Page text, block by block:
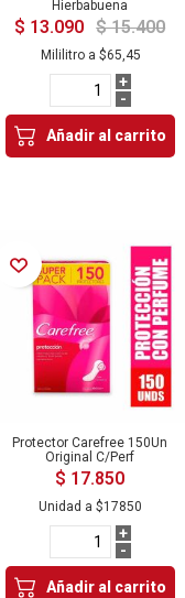
Hierbabuena
$ 13.090 $ 15.400
Mililitro a $65,45
+
-
Añadir al carrito
Añadir a la Lista de Deseos
Protector Carefree 150Un
Original C/Perf
$ 17.850
Unidad a $17850
+
-
Añadir al carrito